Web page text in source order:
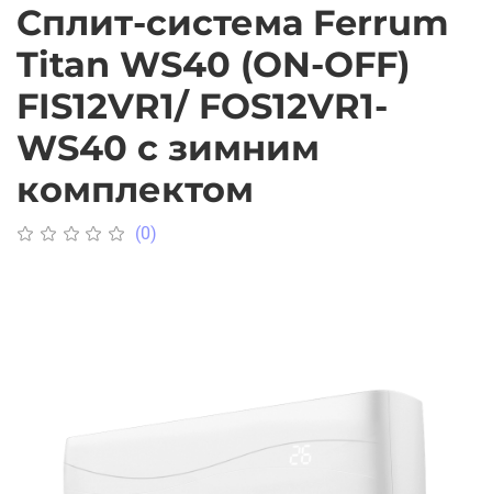
Cплит-система Ferrum
Titan WS40 (ON-OFF)
FIS12VR1/ FOS12VR1-
WS40 с зимним
комплектом
(0)